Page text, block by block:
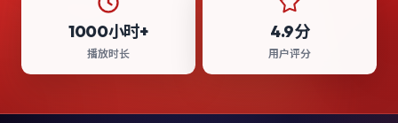
1000小时+
播放时长
4.9分
用户评分